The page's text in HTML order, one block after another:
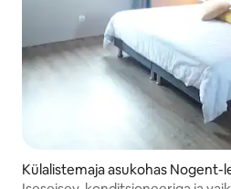
Külalistemaja asukohas Nogent-